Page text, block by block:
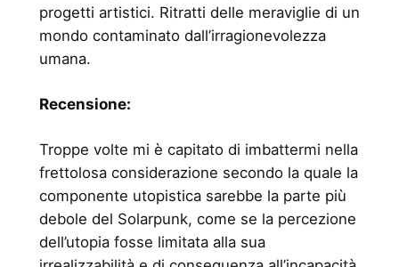
progetti artistici. Ritratti delle meraviglie di un
mondo contaminato dall’irragionevolezza
umana.
Recensione:
Troppe volte mi è capitato di imbattermi nella
frettolosa considerazione secondo la quale la
componente utopistica sarebbe la parte più
debole del Solarpunk, come se la percezione
dell’utopia fosse limitata alla sua